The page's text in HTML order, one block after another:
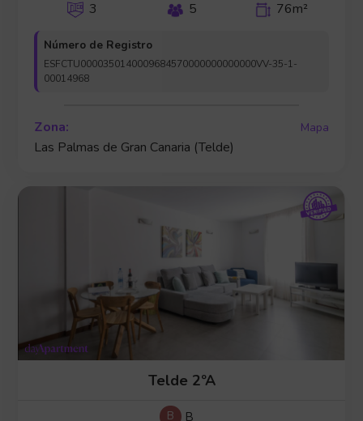
3 5 76m²
Número de Registro
ESFCTU0000350140009684570000000000000VV-35-1-
00014968
Zona: Mapa
Las Palmas de Gran Canaria (Telde)
Telde 2ºA
B B